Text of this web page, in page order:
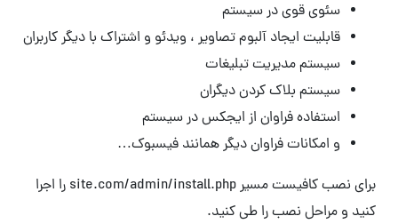
سئوی قوی در سیستم
قابلیت ایجاد آلبوم تصاویر ، ویدئو و اشتراک با دیگر کاربران
سیستم مدیریت تبلیغات
سیستم بلاک کردن دیگران
استفاده فراوان از ایجکس در سیستم
و امکانات فراوان دیگر همانند فیسبوک…
برای نصب کافیست مسیر site.com/admin/install.php را اجرا
کنید و مراحل نصب را طی کنید.